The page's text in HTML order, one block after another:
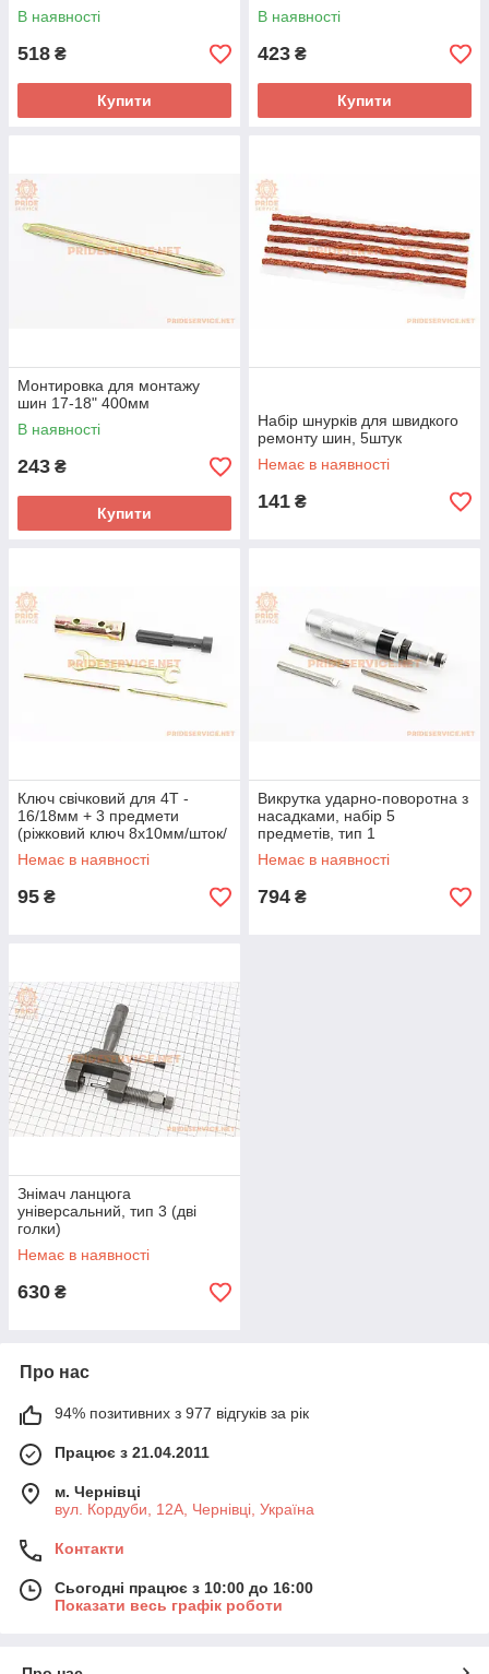
В наявності
518 ₴
Купити
В наявності
423 ₴
Купити
Монтировка для монтажу
шин 17-18" 400мм
В наявності
243 ₴
Купити
Набір шнурків для швидкого
ремонту шин, 5штук
Немає в наявності
141 ₴
Ключ свічковий для 4Т -
16/18мм + 3 предмети
(ріжковий ключ 8x10мм/шток/
викрутка+-) «ЗІП»
Немає в наявності
95 ₴
Викрутка ударно-поворотна з
насадками, набір 5
предметів, тип 1
Немає в наявності
794 ₴
Знімач ланцюга
універсальний, тип 3 (дві
голки)
Немає в наявності
630 ₴
Про нас
94% позитивних з 977 відгуків за рік
Працює з 21.04.2011
м. Чернівці
вул. Кордуби, 12А, Чернівці, Україна
Контакти
Сьогодні працює з 10:00 до 16:00
Показати весь графік роботи